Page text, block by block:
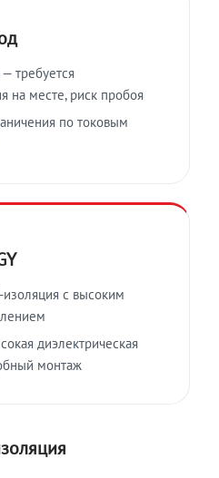
требуется
на месте, риск пробоя
по токовым
с высоким
диэлектрическая
монтаж